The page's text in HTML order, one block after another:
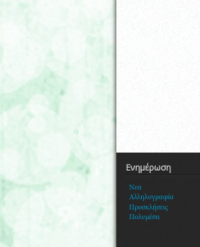
Ενημέρωση
Νεα
Αλληλογραφία
Προσκλήσεις
Πολυμέσα